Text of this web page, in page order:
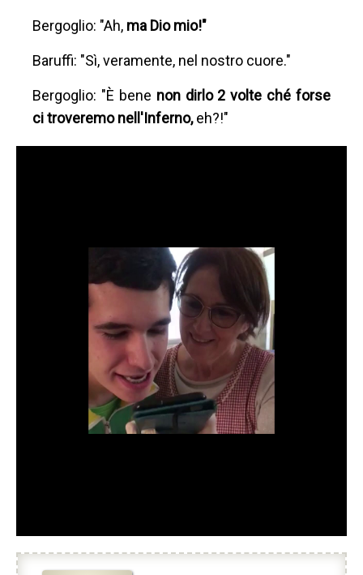
Bergoglio: "Ah, ma Dio mio!"
Baruffi: "Sì, veramente, nel nostro cuore."
Bergoglio: "È bene non dirlo 2 volte ché forse
ci troveremo nell'Inferno,eh?!"